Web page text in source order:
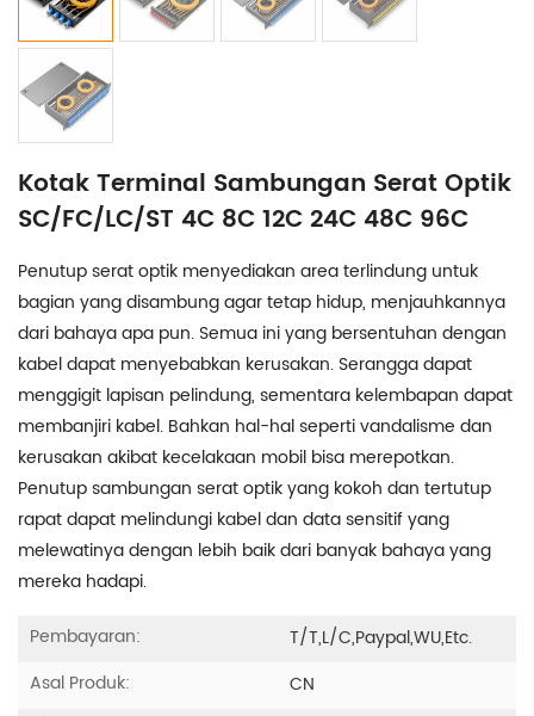
Kotak Terminal Sambungan Serat Optik
SC/FC/LC/ST 4C 8C 12C 24C 48C 96C
Penutup serat optik menyediakan area terlindung untuk
bagian yang disambung agar tetap hidup, menjauhkannya
dari bahaya apa pun. Semua ini yang bersentuhan dengan
kabel dapat menyebabkan kerusakan. Serangga dapat
menggigit lapisan pelindung, sementara kelembapan dapat
membanjiri kabel. Bahkan hal-hal seperti vandalisme dan
kerusakan akibat kecelakaan mobil bisa merepotkan.
Penutup sambungan serat optik yang kokoh dan tertutup
rapat dapat melindungi kabel dan data sensitif yang
melewatinya dengan lebih baik dari banyak bahaya yang
mereka hadapi.
Pembayaran:
T/T,L/C,Paypal,WU,etc.
Asal Produk:
CN